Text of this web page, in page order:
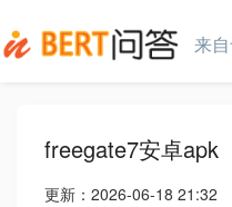
来
freegate7安卓apk
更新： 2026-06-18 21:32